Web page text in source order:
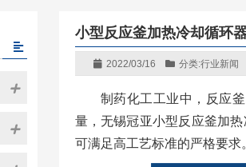
小型反应釜加热冷却循环
2022/03/16 分类:行业新闻
制药化工工业中，反应
量，无锡冠亚小型反应釜加
可满足高工艺标准的严格要求。